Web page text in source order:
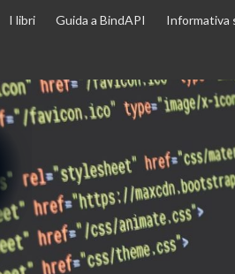
I libri Guida a BindAPI Informativa